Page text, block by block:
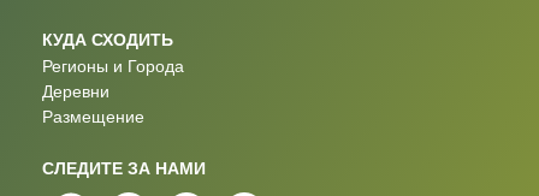
КУДА СХОДИТЬ
Регионы и Города
Деревни
Размещение
СЛЕДИТЕ ЗА НАМИ